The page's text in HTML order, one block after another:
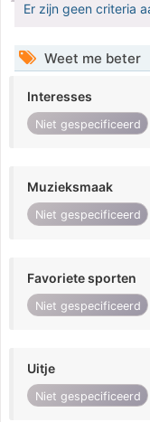
Er zijn geen criteria
Weet me beter
Interesses
Niet gespecificeerd
Muzieksmaak
Niet gespecificeerd
Favoriete sporten
Niet gespecificeerd
Uitje
Niet gespecificeerd